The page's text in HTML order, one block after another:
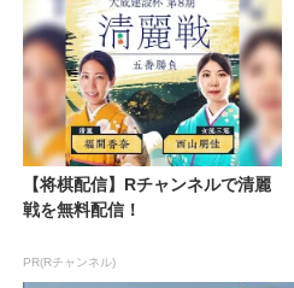
【将棋配信】Rチャンネルで清麗
戦を無料配信！
PR(Rチャンネル)